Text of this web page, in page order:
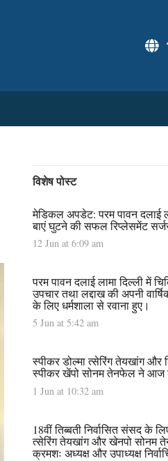
विशेष पोस्ट
मेडिकल अपडेट: परम पावन दलाई
बाएं घुटने की सफल रिप्लेसमेंट
12 Jun at 6:09 am
परम पावन दलाई लामा दिल्ली में
उपचार तथा लद्दाख की अपनी
के लिए धर्मशाला से रवाना हुए।
5 Jun at 5:42 am
स्पीकर डोल्मा त्सेरिंग तेयखांग और
स्पीकर खेंपो सोनम तेनफेल ने आज
1 Jun at 10:32 am
18वीं तिब्बती निर्वासित संसद के
त्सेरिंग तेयखांग और खेनपो सोनम
क्रमशः अध्यक्ष और उपाध्यक्ष